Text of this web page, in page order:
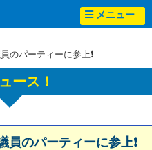
メニュー
のパーティーに参上❗
ース！
のパーティーに参上❗